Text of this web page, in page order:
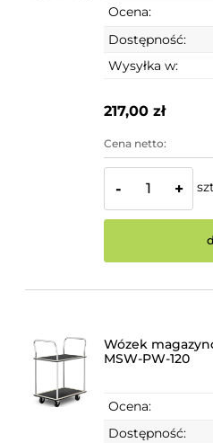
Ocena:
Dostępność:
Wysyłka w:
217,00 zł
Cena netto:
- +
Wózek
MSW-PW-120
Ocena:
Dostępność: